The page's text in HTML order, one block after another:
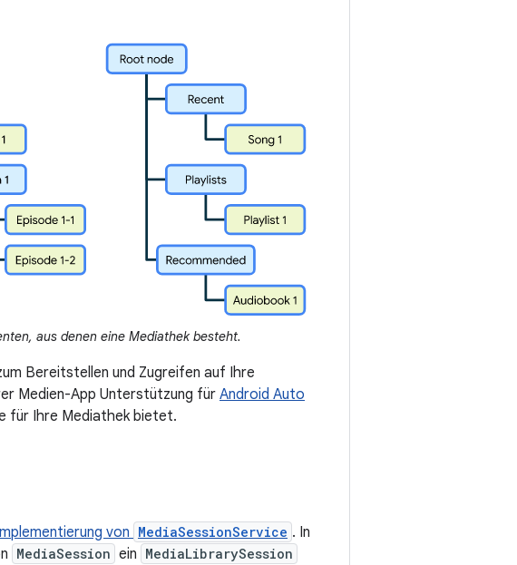
aus denen eine Mediathek besteht.
Bereitstellen und Zugreifen auf Ihre
Medien-App Unterstützung fürAndroid Auto
für Ihre Mediathek bietet.
von MediaSessionService . In
MediaSession ein MediaLibrarySession